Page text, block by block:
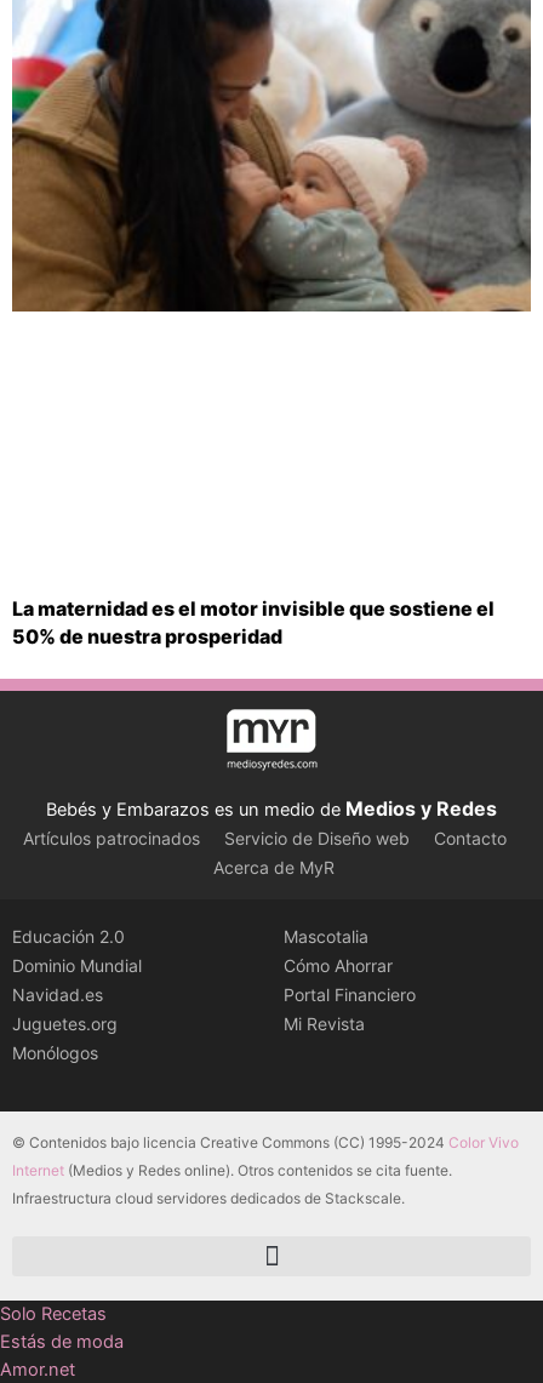
La maternidad es el motor invisible que sostiene el
50% de nuestra prosperidad
Bebés y Embarazos es un medio de Medios y Redes
Artículos patrocinados Servicio de Diseño web
Contacto
Acerca de MyR
Educación 2.0
Dominio Mundial
Navidad.es
Juguetes.org
Monólogos
Mascotalia
Cómo Ahorrar
Portal Financiero
Mi Revista
© Contenidos bajo licencia Creative Commons (CC) 1995-2024 Color Vivo
Internet (Medios y Redes online). Otros contenidos se cita fuente.
Infraestructura cloud servidores dedicados de Stackscale.
Solo Recetas
Estás de moda
Amor.net